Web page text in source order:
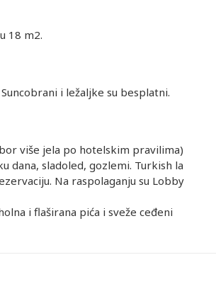
18 m2.
i ležaljke su besplatni.
više jela po hotelskim pravilima)
dana, sladoled, gozlemi. Turkish la
Na raspolaganju su Lobby
i flaširana pića i sveže ceđeni